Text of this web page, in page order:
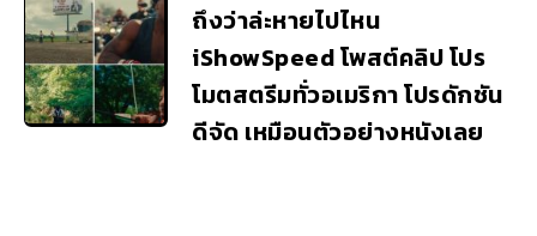
ถึงว่าล่ะหายไปไหน
iShowSpeed โพสต์คลิป โปร
โมตสตรีมทั่วอเมริกา โปรดักชัน
ดีจัด เหมือนตัวอย่างหนังเลย